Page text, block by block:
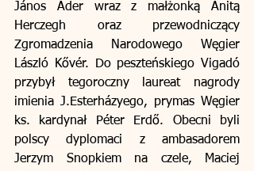
János Áder wraz z małżonką Anitą
Herczegh oraz przewodniczący
Zgromadzenia Narodowego Węgier
László Kővér. Do peszteńskiego Vigadó
przybył tegoroczny laureat nagrody
imienia J.Esterházyego, prymas Węgier
ks. kardynał Péter Erdő. Obecni byli
polscy dyplomaci z ambasadorem
Jerzym Snopkiem na czele, Maciej